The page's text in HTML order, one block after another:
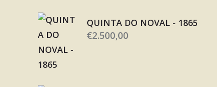
QUINTA DO NOVAL - 1865
€2.500,00